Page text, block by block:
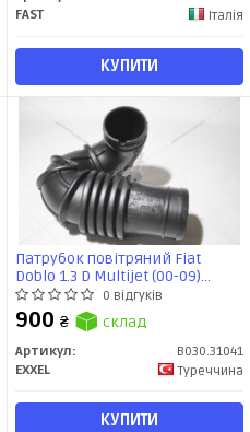
FAST
Італія
КУПИТИ
Патрубок повітряний Fiat
Doblo 1.3 D Multijet (00-09)
(B030.31041) EXXEL
0 відгуків
900 ₴ склад
Артикул:
B030.31041
EXXEL
Туреччина
КУПИТИ